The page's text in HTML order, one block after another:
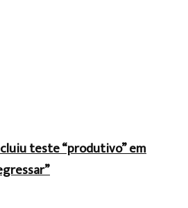
teste “produtivo” em